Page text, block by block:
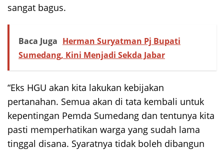
sangat bagus.
Baca Juga Herman Suryatman Pj Bupati
Sumedang, Kini Menjadi Sekda Jabar
“Eks HGU akan kita lakukan kebijakan
pertanahan. Semua akan di tata kembali untuk
kepentingan Pemda Sumedang dan tentunya kita
pasti memperhatikan warga yang sudah lama
tinggal disana. Syaratnya tidak boleh dibangun